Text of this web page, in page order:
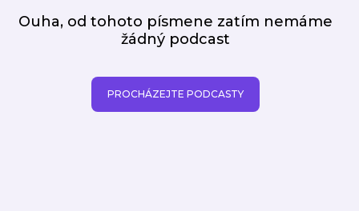
Ouha, od tohoto písmene zatím nemáme
žádný podcast
PROCHÁZEJTE PODCASTY